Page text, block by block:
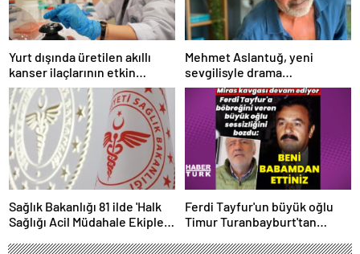
Yurt dışında üretilen akıllı
kanser ilaçlarının etkin
maddesi yerli imkanlarla
geliştirildi | Sağlık Haberleri
Mehmet Aslantuğ, yeni
sevgilisyle drama
çalışmalarında tanıştı –
Magazin haberleri
Sağlık Bakanlığı 81 ilde 'Halk
Sağlığı Acil Müdahale Ekipleri'
Ferdi Tayfur'un büyük oğlu
Timur Turanbayburt'tan